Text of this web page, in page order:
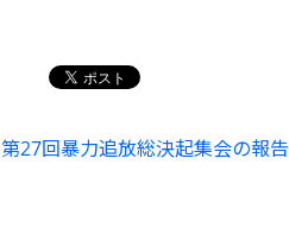
第27回暴力追放総決起集会の報告